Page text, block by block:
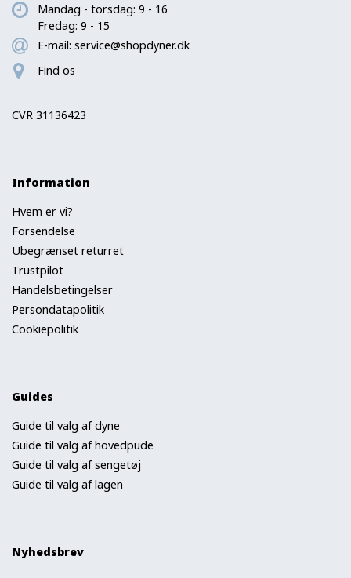
Mandag - torsdag: 9 - 16
Fredag: 9 - 15
E-mail: service@shopdyner.dk
Find os
CVR 31136423
Information
Hvem er vi?
Forsendelse
Ubegrænset returret
Trustpilot
Handelsbetingelser
Persondatapolitik
Cookiepolitik
Guides
Guide til valg af dyne
Guide til valg af hovedpude
Guide til valg af sengetøj
Guide til valg af lagen
Nyhedsbrev